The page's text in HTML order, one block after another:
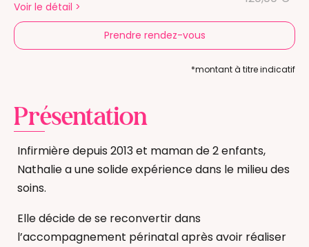
Voir le détail >
Prendre rendez-vous
*montant à titre indicatif
Présentation
Infirmière depuis 2013 et maman de 2 enfants,
Nathalie a une solide expérience dans le milieu des
soins.
Elle décide de se reconvertir dans
l’accompagnement périnatal après avoir réaliser